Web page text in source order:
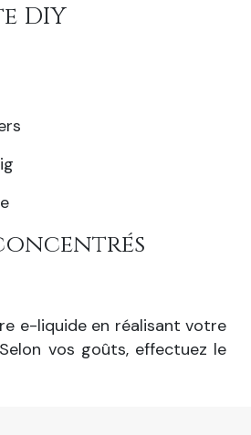
DIY
e-liquide en réalisant votre
vos goûts, effectuez le